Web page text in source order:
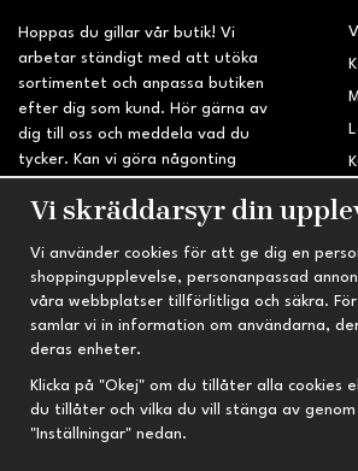
Hoppas du gillar vår butik! Vi
arbetar ständigt med att utöka
sortimentet och anpassa butiken
efter dig som kund. Hör gärna av
dig till oss och meddela vad du
tycker. Kan vi göra någonting
sidan?
INFORMATION
Om oss
Nyheter
Nyhetsbrev
Om cookies
Prenumeration
TRYGG HANDEL
Fri frakt vid köp över
Kvalitetsprodukter till
Vi skräddarsyr din
Vi använder cookies för att ge dig en
shoppingupplevelse, personanpassad
våra webbplatser tillförlitliga och säkra.
samlar vi in information om användarna,
deras enheter.
Klicka på "Okej" om du tillåter alla cookies
du tillåter och vilka du vill stänga av
"Inställningar" nedan.